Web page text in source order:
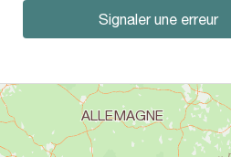
Signaler une erreur